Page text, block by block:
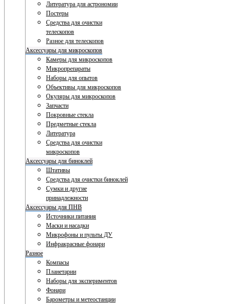
Литература для астрономии
Постеры
Средства для очистки
телескопов
Разное для телескопов
Аксессуары для микроскопов
Камеры для микроскопов
Микропрепараты
Наборы для опытов
Объективы для микроскопов
Окуляры для микроскопов
Запчасти
Покровные стекла
Предметные стекла
Литература
Средства для очистки
микроскопов
Аксессуары для биноклей
Штативы
Средства для очистки биноклей
Сумки и другие
принадлежности
Аксессуары для ПНВ
Источники питания
Маски и насадки
Микрофоны и пульты ДУ
Инфракрасные фонари
Разное
Компасы
Планетарии
Наборы для экспериментов
Фонари
Барометры и метеостанции